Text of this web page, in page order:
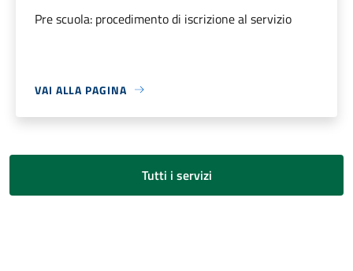
Pre scuola: procedimento di iscrizione al servizio
VAI ALLA PAGINA
Tutti i servizi